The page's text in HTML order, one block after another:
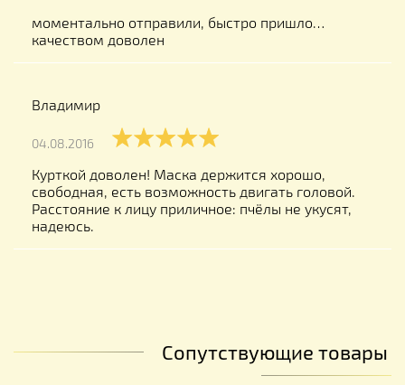
моментально отправили, быстро пришло…
качеством доволен
Владимир
04.08.2016
Курткой доволен! Маска держится хорошо,
свободная, есть возможность двигать головой.
Расстояние к лицу приличное: пчёлы не укусят,
надеюсь.
Сопутствующие товары